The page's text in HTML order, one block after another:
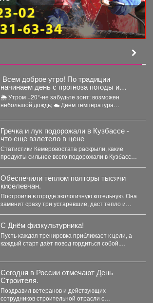
Всем доброе утро! По традиции
начинаем день с прогноза погоды и
щепотки народной мудрости
🌦 Утром +20°-не забудьте зонт: возможен
небольшой дождь; ☁️ Днём температура
Гречка и лук подорожали в Кузбассе -
что еще взлетело в цене
Статистики Кемеровостата раскрыли, какие
продукты сильнее всего подорожали в Кузбассе
Обеспечили теплом полторы тысячи
киселевчан.
Построили в городе экологичную котельную. Она
заменит сразу три устаревшие, даст тепло и
С Днём физкультурника!
Пусть каждая тренировка приближает к цели, а
каждый старт даёт повод гордиться собой.
Сегодня в России отмечают День
Строителя.
Поздравил ветеранов и действующих
сотрудников строительной отрасли с